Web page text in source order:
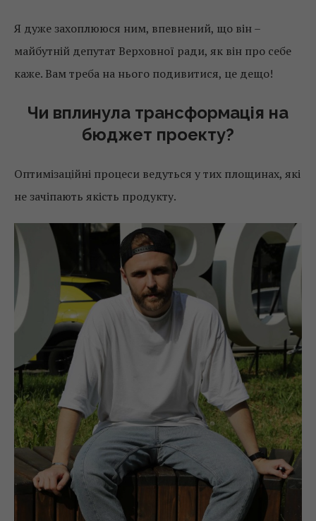
Я дуже захоплююся ним, впевнений, що він –
майбутній депутат Верховної ради, як він про себе
каже. Вам треба на нього подивитися, це дещо!
Чи вплинула трансформація на
бюджет проекту?
Оптимізаційні процеси ведуться у тих площинах, які
не зачіпають якість продукту.